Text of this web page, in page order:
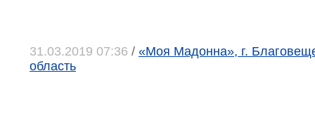
31.03.2019 07:36 / «Моя Мадонна», г.
область